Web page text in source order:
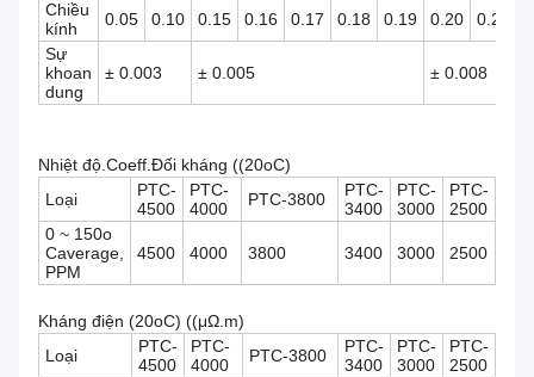
Chiều
kính
0.05 0.10 0.15 0.16 0.17 0.18 0.19 0.20 0.21
Sự
khoan
dung
± 0.003 ± 0.005 ± 0.008
Nhiệt độ.Coeff.Đối kháng ((20oC)
Loại
PTC-
4500
PTC-
4000
PTC-3800
PTC-
3400
PTC-
3000
PTC-
2500
0 ~ 150o
Caverage,
PPM
4500 4000 3800 3400 3000 2500
Kháng điện (20oC) ((μΩ.m)
Loại
PTC-
4500
PTC-
4000
PTC-3800
PTC-
3400
PTC-
3000
PTC-
2500